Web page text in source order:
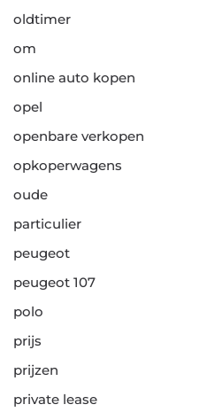
oldtimer
om
online auto kopen
opel
openbare verkopen
opkoperwagens
oude
particulier
peugeot
peugeot 107
polo
prijs
prijzen
private lease